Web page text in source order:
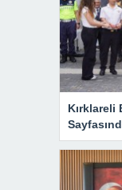
Kırklareli